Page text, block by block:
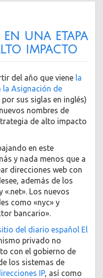
en una etapa
impacto
del año que viene la
la Asignación de
por sus siglas en inglés)
nombres de
de alto impacto
en este
y nada menos que a
direcciones web con
además de los
«.net». Los nuevos
como «nyc» y
bancario».
del diario español El
privado no
con el gobierno de
los sistemas de
IP, así como